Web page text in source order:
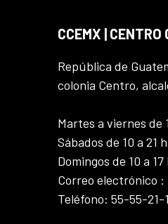
CCEMX | CENTRO
República de
colonia Centro,
Martes a viernes de
Sábados de 10 a 21
Domingos de 10 a 17
Correo electrónico :
Teléfono: 55-55-21-